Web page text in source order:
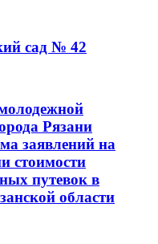
сад № 42
Рязани
заявлений на
стоимости
путевок в
области